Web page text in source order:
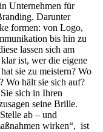
Unternehmen für
Darunter
formen: von Logo,
bis hin zu
lassen sich am
ist, wer die eigene
sie zu meistern? Wo
Wo hält sie sich auf?
sich in Ihren
seine Brille.
ab – und
wirken“, ist